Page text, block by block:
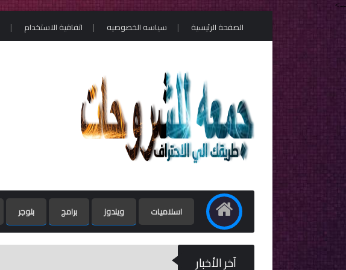
-->
الصفحة الرئيسية سياسه الخصوصيه اتفاقية الاستخدام
اسلاميات ويندوز برامج بلوجر
آخر الأخبار